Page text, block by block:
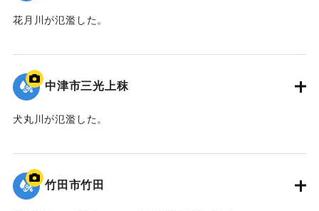
花月川が氾濫した。
｜固有コード:09922057
中津市三光上秣
犬丸川が氾濫した。
｜固有コード:09922055
竹田市竹田